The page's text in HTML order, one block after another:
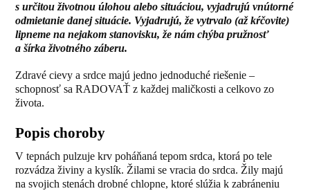
s určitou životnou úlohou alebo situáciou, vyjadrujú vnútorné
odmietanie danej situácie. Vyjadrujú, že vytrvalo (až kŕčovite)
lipneme na nejakom stanovisku, že nám chýba pružnosť
a šírka životného záberu.
Zdravé cievy a srdce majú jedno jednoduché riešenie –
schopnosť sa RADOVAŤ z každej maličkosti a celkovo zo
života.
Popis choroby
V tepnách pulzuje krv poháňaná tepom srdca, ktorá po tele
rozvádza živiny a kyslík. Žilami se vracia do srdca. Žily majú
na svojich stenách drobné chlopne, ktoré slúžia k zabráneniu